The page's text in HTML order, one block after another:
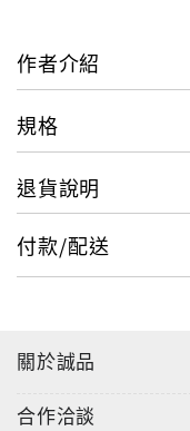
REVIT三套模組中
件，例如風管、水
合及設計的功能。
態度，結合自身的
作者介紹
規格
退貨說明
付款/配送
關於誠品
合作洽談